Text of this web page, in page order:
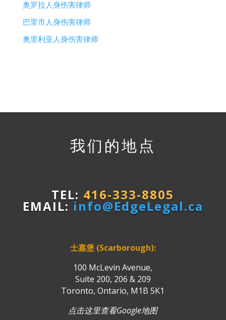
奥罗拉人身伤害律师
巴里市人身伤害律师
奧里利亚人身伤害律师
我们的地点
TEL: 416-333-8805
EMAIL: info@EdgeLegal.ca
士嘉堡 (Scarborough):
100 McLevin Avenue,
Suite 200, 206 & 209
Toronto, Ontario, M1B 5K1
点击这里查看Google地图